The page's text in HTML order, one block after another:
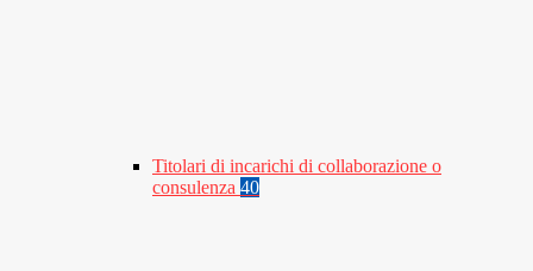
Titolari di incarichi di collaborazione o
consulenza 40